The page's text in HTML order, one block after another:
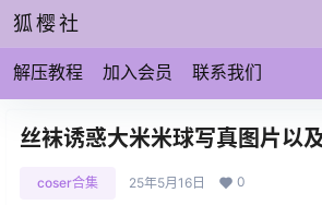
狐樱社
解压教程 加入会员 联系我们
丝袜诱惑大米米球写真图片以
coser合集 25年5月16日 0